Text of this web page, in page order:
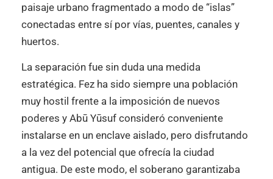
paisaje urbano fragmentado a modo de “islas”
conectadas entre sí por vías, puentes, canales y
huertos.
La separación fue sin duda una medida
estratégica. Fez ha sido siempre una población
muy hostil frente a la imposición de nuevos
poderes y Abū Yūsuf consideró conveniente
instalarse en un enclave aislado, pero disfrutando
a la vez del potencial que ofrecía la ciudad
antigua. De este modo, el soberano garantizaba